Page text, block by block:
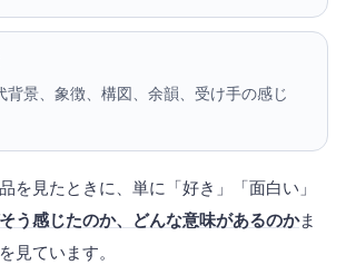
背景、象徴、構図、余韻、受け手の感じ
を見たときに、単に「好き」「面白い」
う感じたのか、どんな意味があるのかま
見ています。